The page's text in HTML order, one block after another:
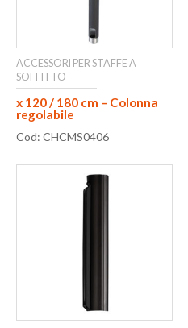
ACCESSORI PER STAFFE A
SOFFITTO
x 120 / 180 cm – Colonna
regolabile
Cod: CHCMS0406